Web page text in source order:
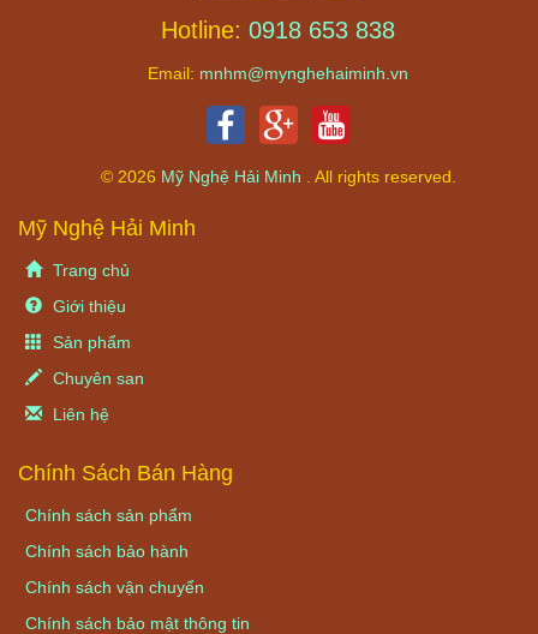
Hotline: 0918 653 838
Email: mnhm@mynghehaiminh.vn
© 2026 Mỹ Nghệ Hải Minh . All rights reserved.
Mỹ Nghệ Hải Minh
Trang chủ
Giới thiệu
Sản phẩm
Chuyên san
Liên hệ
Chính Sách Bán Hàng
Chính sách sản phẩm
Chính sách bảo hành
Chính sách vận chuyển
Chính sách bảo mật thông tin